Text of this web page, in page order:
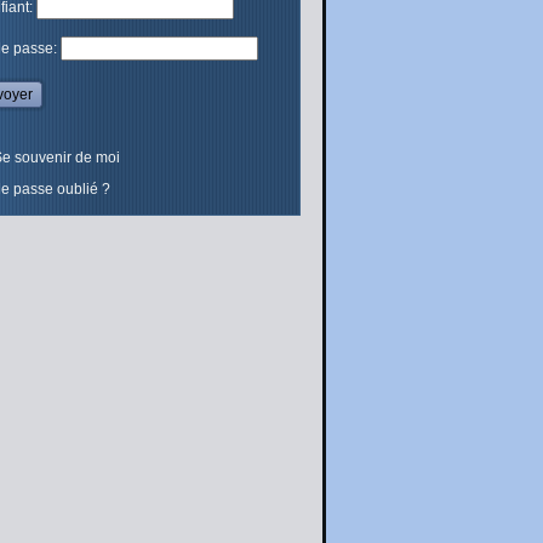
passe:
souvenir de moi
passe oublié ?